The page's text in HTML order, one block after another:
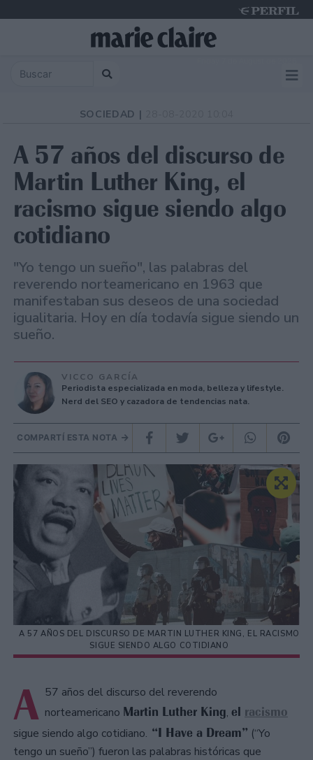
SOCIEDAD |
A 57 años del discurso de
Martin Luther King, el
racismo sigue siendo algo
cotidiano
"Yo tengo un sueño", las palabras del
reverendo norteamericano en 1963 que
manifestaban sus deseos de una sociedad
igualitaria. Hoy en día todavía sigue siendo un
sueño.
VICCO GARCÍA
Periodista especializada en moda, belleza y lifestyle.
Nerd del SEO y cazadora de tendencias nata.
COMPARTÍ ESTA NOTA
A 57 AÑOS DEL DISCURSO DE MARTIN LUTHER KING, EL RACISMO
SIGUE SIENDO ALGO COTIDIANO
A 57 años del discurso del reverendo
norteamericano Martin Luther King, el racismo
sigue siendo algo cotidiano. “I Have a Dream” (“Yo
tengo un sueño”) fueron las palabras históricas que